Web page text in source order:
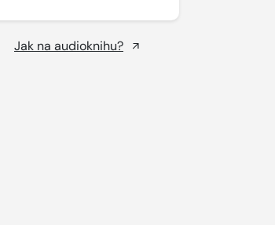
Jak na audioknihu?